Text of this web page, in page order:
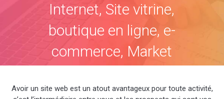
Internet, Site vitrine,
boutique en ligne, e-
commerce, Market
etc.
Avoir un site web est un atout avantageux pour toute activité,